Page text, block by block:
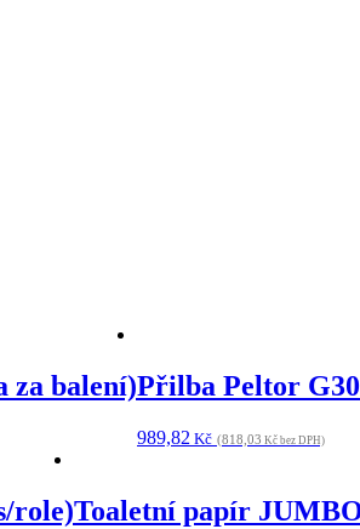
za balení)Přilba Peltor
989,82 Kč (818,03 Kč bez DPH)
role)Toaletní papír